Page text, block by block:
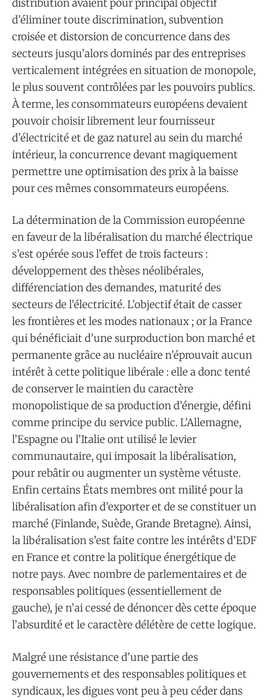
distribution avaient pour principal objectif
d’éliminer toute discrimination, subvention
croisée et distorsion de concurrence dans des
secteurs jusqu’alors dominés par des entreprises
verticalement intégrées en situation de monopole,
le plus souvent contrôlées par les pouvoirs publics.
À terme, les consommateurs européens devaient
pouvoir choisir librement leur fournisseur
d’électricité et de gaz naturel au sein du marché
intérieur, la concurrence devant magiquement
permettre une optimisation des prix à la baisse
pour ces mêmes consommateurs européens.
La détermination de la Commission européenne
en faveur de la libéralisation du marché électrique
s’est opérée sous l’effet de trois facteurs :
développement des thèses néolibérales,
différenciation des demandes, maturité des
secteurs de l’électricité. L’objectif était de casser
les frontières et les modes nationaux ; or la France
qui bénéficiait d’une surproduction bon marché et
permanente grâce au nucléaire n’éprouvait aucun
intérêt à cette politique libérale : elle a donc tenté
de conserver le maintien du caractère
monopolistique de sa production d’énergie, défini
comme principe du service public. L’Allemagne,
l’Espagne ou l’Italie ont utilisé le levier
communautaire, qui imposait la libéralisation,
pour rebâtir ou augmenter un système vétuste.
Enfin certains États membres ont milité pour la
libéralisation afin d’exporter et de se constituer un
marché (Finlande, Suède, Grande Bretagne). Ainsi,
la libéralisation s’est faite contre les intérêts d’EDF
en France et contre la politique énergétique de
notre pays. Avec nombre de parlementaires et de
responsables politiques (essentiellement de
gauche), je n’ai cessé de dénoncer dès cette époque
l’absurdité et le caractère délétère de cette logique.
Malgré une résistance d’une partie des
gouvernements et des responsables politiques et
syndicaux, les digues vont peu à peu céder dans